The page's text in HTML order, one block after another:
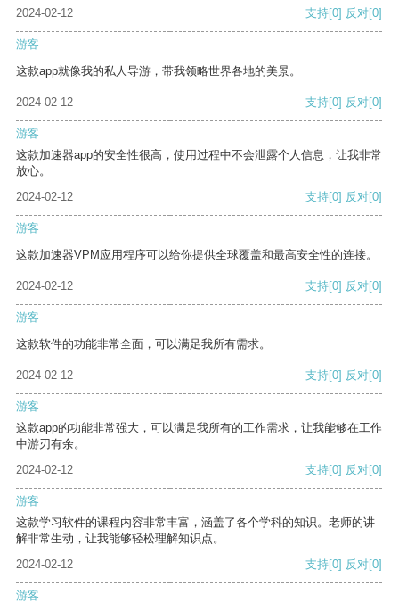
2024-02-12 支持[0] 反对[0]
游客
这款app就像我的私人导游，带我领略世界各地的美景。
2024-02-12 支持[0] 反对[0]
游客
这款加速器app的安全性很高，使用过程中不会泄露个人信息，让我非常
放心。
2024-02-12
支持[0] 反对[0]
游客
这款加速器VPM应用程序可以给你提供全球覆盖和最高安全性的连接。
2024-02-12 支持[0] 反对[0]
游客
这款软件的功能非常全面，可以满足我所有需求。
2024-02-12 支持[0] 反对[0]
游客
这款app的功能非常强大，可以满足我所有的工作需求，让我能够在工作
中游刃有余。
2024-02-12
支持[0] 反对[0]
游客
这款学习软件的课程内容非常丰富，涵盖了各个学科的知识。老师的讲
解非常生动，让我能够轻松理解知识点。
2024-02-12
支持[0] 反对[0]
游客